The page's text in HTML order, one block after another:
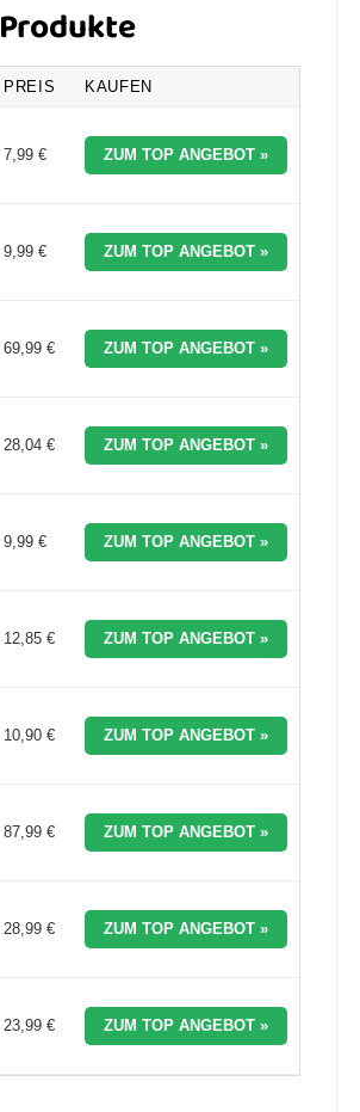
PREIS KAUFEN
7,99 € ZUM TOP ANGEBOT »
9,99 € ZUM TOP ANGEBOT »
69,99 € ZUM TOP ANGEBOT »
28,04 € ZUM TOP ANGEBOT »
9,99 € ZUM TOP ANGEBOT »
12,85 € ZUM TOP ANGEBOT »
10,90 € ZUM TOP ANGEBOT »
87,99 € ZUM TOP ANGEBOT »
28,99 € ZUM TOP ANGEBOT »
23,99 € ZUM TOP ANGEBOT »